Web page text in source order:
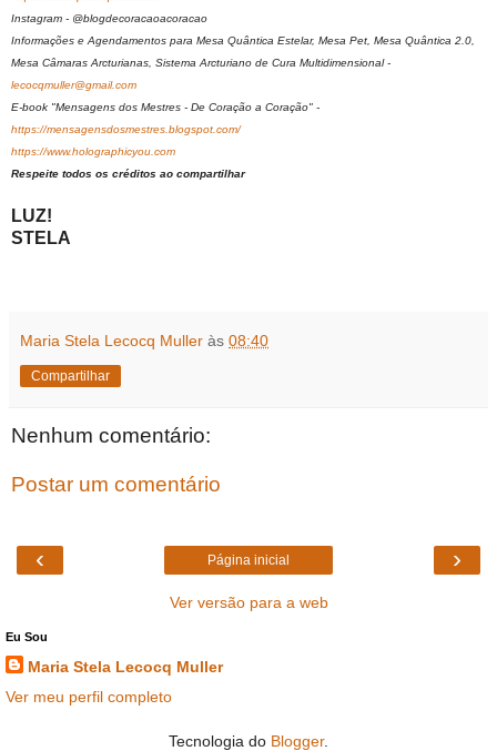
Instagram - @blogdecoracaoacoracao
Informações e Agendamentos para Mesa Quântica Estelar, Mesa Pet, Mesa Quântica 2.0,
Mesa Câmaras Arcturianas, Sistema Arcturiano de Cura Multidimensional -
lecocqmuller@gmail.com
E-book "Mensagens dos Mestres - De Coração a Coração" -
https://mensagensdosmestres.blogspot.com/
https://www.holographicyou.com
Respeite todos os créditos ao compartilhar
LUZ!
STELA
Maria Stela Lecocq Muller às 08:40
Compartilhar
Nenhum comentário:
Postar um comentário
‹ ›
Página inicial
Ver versão para a web
Eu Sou
Maria Stela Lecocq Muller
Ver meu perfil completo
Tecnologia do Blogger.